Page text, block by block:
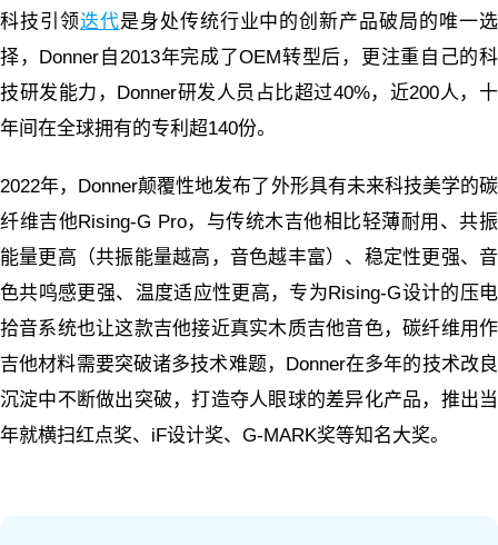
科技引领迭代是身处传统行业中的创新产品破局的唯一选
择，Donner自2013年完成了OEM转型后，更注重自己的科
技研发能力，Donner研发人员占比超过40%，近200人，十
年间在全球拥有的专利超140份。
2022年，Donner颠覆性地发布了外形具有未来科技美学的碳
纤维吉他Rising-G Pro，与传统木吉他相比轻薄耐用、共振
能量更高（共振能量越高，音色越丰富）、稳定性更强、音
色共鸣感更强、温度适应性更高，专为Rising-G设计的压电
拾音系统也让这款吉他接近真实木质吉他音色，碳纤维用作
吉他材料需要突破诸多技术难题，Donner在多年的技术改良
沉淀中不断做出突破，打造夺人眼球的差异化产品，推出当
年就横扫红点奖、iF设计奖、G-MARK奖等知名大奖。